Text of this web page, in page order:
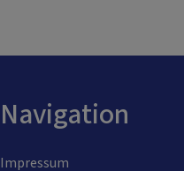
Navigation
Impressum